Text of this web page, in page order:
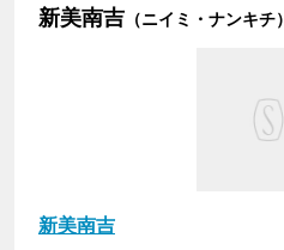
新美南吉 （ニイミ・ナンキチ）
新美南吉